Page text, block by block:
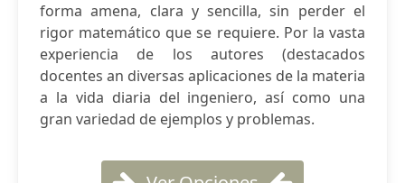
forma amena, clara y sencilla, sin perder el
rigor matemático que se requiere. Por la vasta
experiencia de los autores (destacados
docentes an diversas aplicaciones de la materia
a la vida diaria del ingeniero, así como una
gran variedad de ejemplos y problemas.